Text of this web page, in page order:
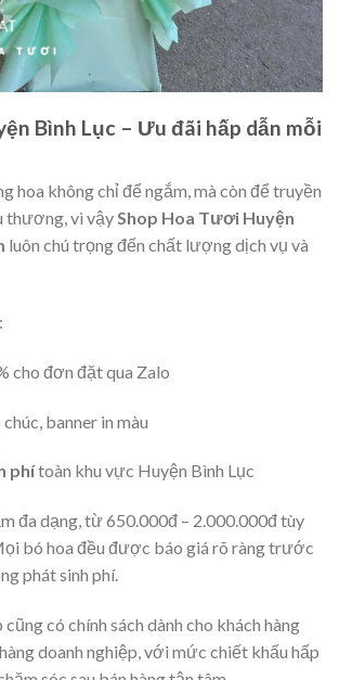
Bình Lục – Ưu đãi hấp dẫn mỗi
hoa không chỉ để ngắm, mà còn để truyền
thương, vì vậyShop Hoa Tươi Huyện
luôn chú trọng đến chất lượng dịch vụ và
cho đơn đặt qua Zalo
banner in màu
phítoàn khu vực Huyện Bình Lục
đa dạng, từ 650.000đ – 2.000.000đ tùy
bó hoa đều được báo giá rõ ràng trước
phát sinh phí.
cũng có chính sách dành cho khách hàng
doanh nghiệp, với mức chiết khấu hấp